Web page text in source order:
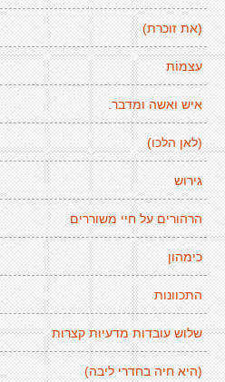
(את זוכרת)
עצמוֹת
איש ואשה ומדבר.
(לאן הלכו)
גירוש
הרהורים על חיי משוררים
כימהון
התכוונות
שלוש עובדות מדעיות קצרות
(היא חיה בחדרי ליבה)